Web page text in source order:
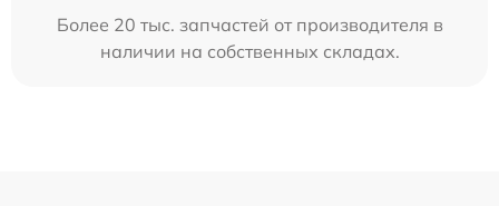
Более 20 тыс. запчастей от производителя в
наличии на собственных складах.